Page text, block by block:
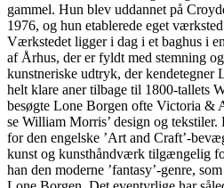
gammel. Hun blev uddannet på
1976, og hun etablerede eget
Værkstedet ligger i dag i et baghus i
af Århus, der er fyldt med stemning
kunstneriske udtryk, der kendetegner
helt klare aner tilbage til 1800-tallets
besøgte Lone Borgen ofte Victoria &
se William Morris’ design og tekstiler.
for den engelske ’Art and Craft’-
kunst og kunsthåndværk tilgængelig
han den moderne ’fantasy’-genre,